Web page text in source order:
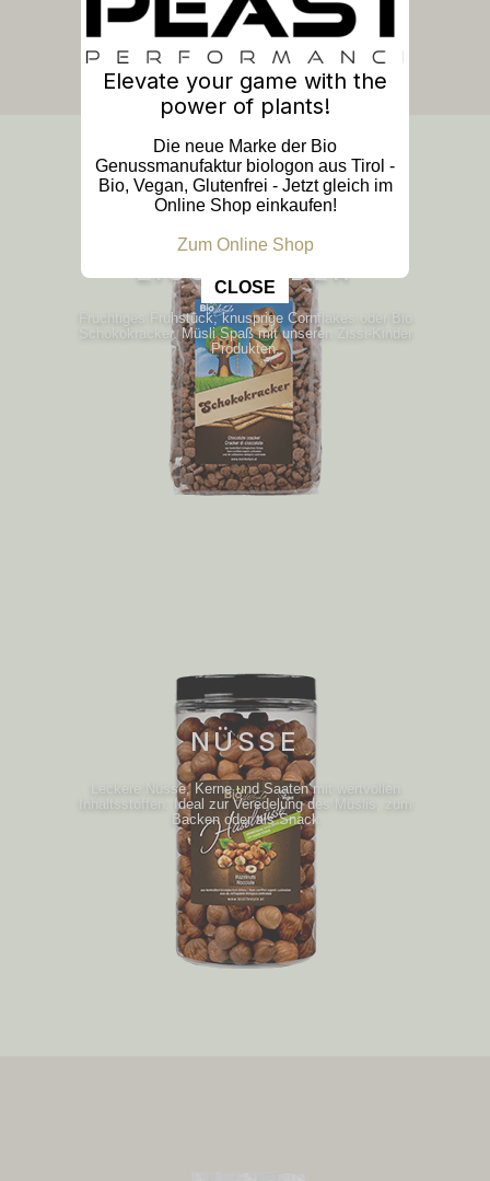
ZISSI KINDER
Fruchtiges Frühstück, knusprige Cornflakes oder Bio
Schokokracker. Müsli Spaß mit unseren Zissi-Kinder
Produkten.
NÜSSE
Leckere Nüsse, Kerne und Saaten mit wertvollen
Inhaltsstoffen. Ideal zur Veredelung des Müslis, zum
Backen oder als Snack
This popup will close in:6
Elevate your game with the
power of plants!
Die neue Marke der Bio
Genussmanufaktur biologon aus Tirol -
Bio, Vegan, Glutenfrei - Jetzt gleich im
Online Shop einkaufen!
Zum Online Shop
CLOSE